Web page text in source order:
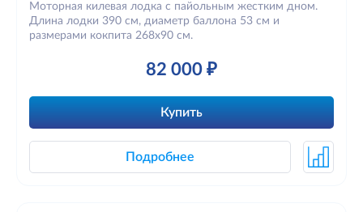
Моторная килевая лодка с пайольным жестким дном.
Длина лодки 390 см, диаметр баллона 53 см и
размерами кокпита 268х90 см.
82 000 ₽
Купить
Подробнее